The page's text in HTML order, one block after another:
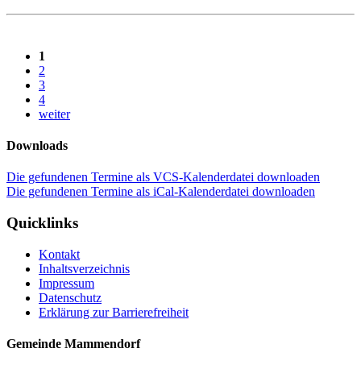
1
2
3
4
weiter
Downloads
Die gefundenen Termine als VCS-Kalenderdatei downloaden
Die gefundenen Termine als iCal-Kalenderdatei downloaden
Quicklinks
Kontakt
Inhaltsverzeichnis
Impressum
Datenschutz
Erklärung zur Barrierefreiheit
Gemeinde Mammendorf